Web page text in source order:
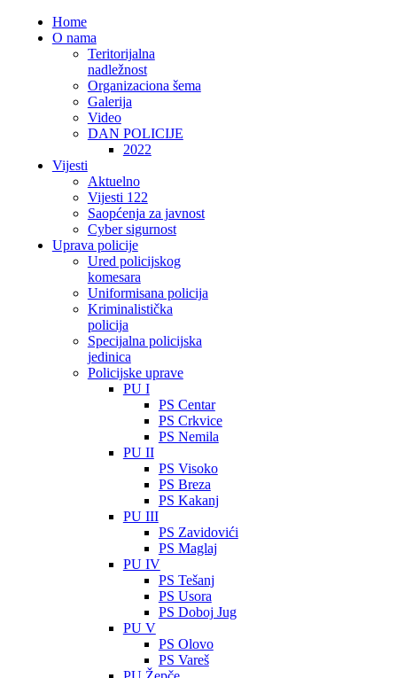
Home
O nama
Teritorijalna
nadležnost
Organizaciona šema
Galerija
Video
DAN POLICIJE
2022
Vijesti
Aktuelno
Vijesti 122
Saopćenja za javnost
Cyber sigurnost
Uprava policije
Ured policijskog
komesara
Uniformisana policija
Kriminalistička
policija
Specijalna policijska
jedinica
Policijske uprave
PU I
PS Centar
PS Crkvice
PS Nemila
PU II
PS Visoko
PS Breza
PS Kakanj
PU III
PS Zavidovići
PS Maglaj
PU IV
PS Tešanj
PS Usora
PS Doboj Jug
PU V
PS Olovo
PS Vareš